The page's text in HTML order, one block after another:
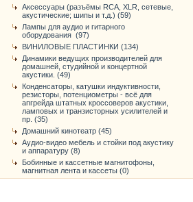
Аксессуары (разъёмы RCA, XLR, сетевые,
акустические; шипы и т.д.) (59)
Лампы для аудио и гитарного
оборудования (97)
ВИНИЛОВЫЕ ПЛАСТИНКИ (134)
Динамики ведущих производителей для
домашней, студийной и концертной
акустики. (49)
Конденсаторы, катушки индуктивности,
резисторы, потенциометры - всё для
апгрейда штатных кроссоверов акустики,
ламповых и транзисторных усилителей и
пр. (35)
Домашний кинотеатр (45)
Аудио-видео мебель и стойки под акустику
и аппаратуру (8)
Бобинные и кассетные магнитофоны,
магнитная лента и кассеты (0)